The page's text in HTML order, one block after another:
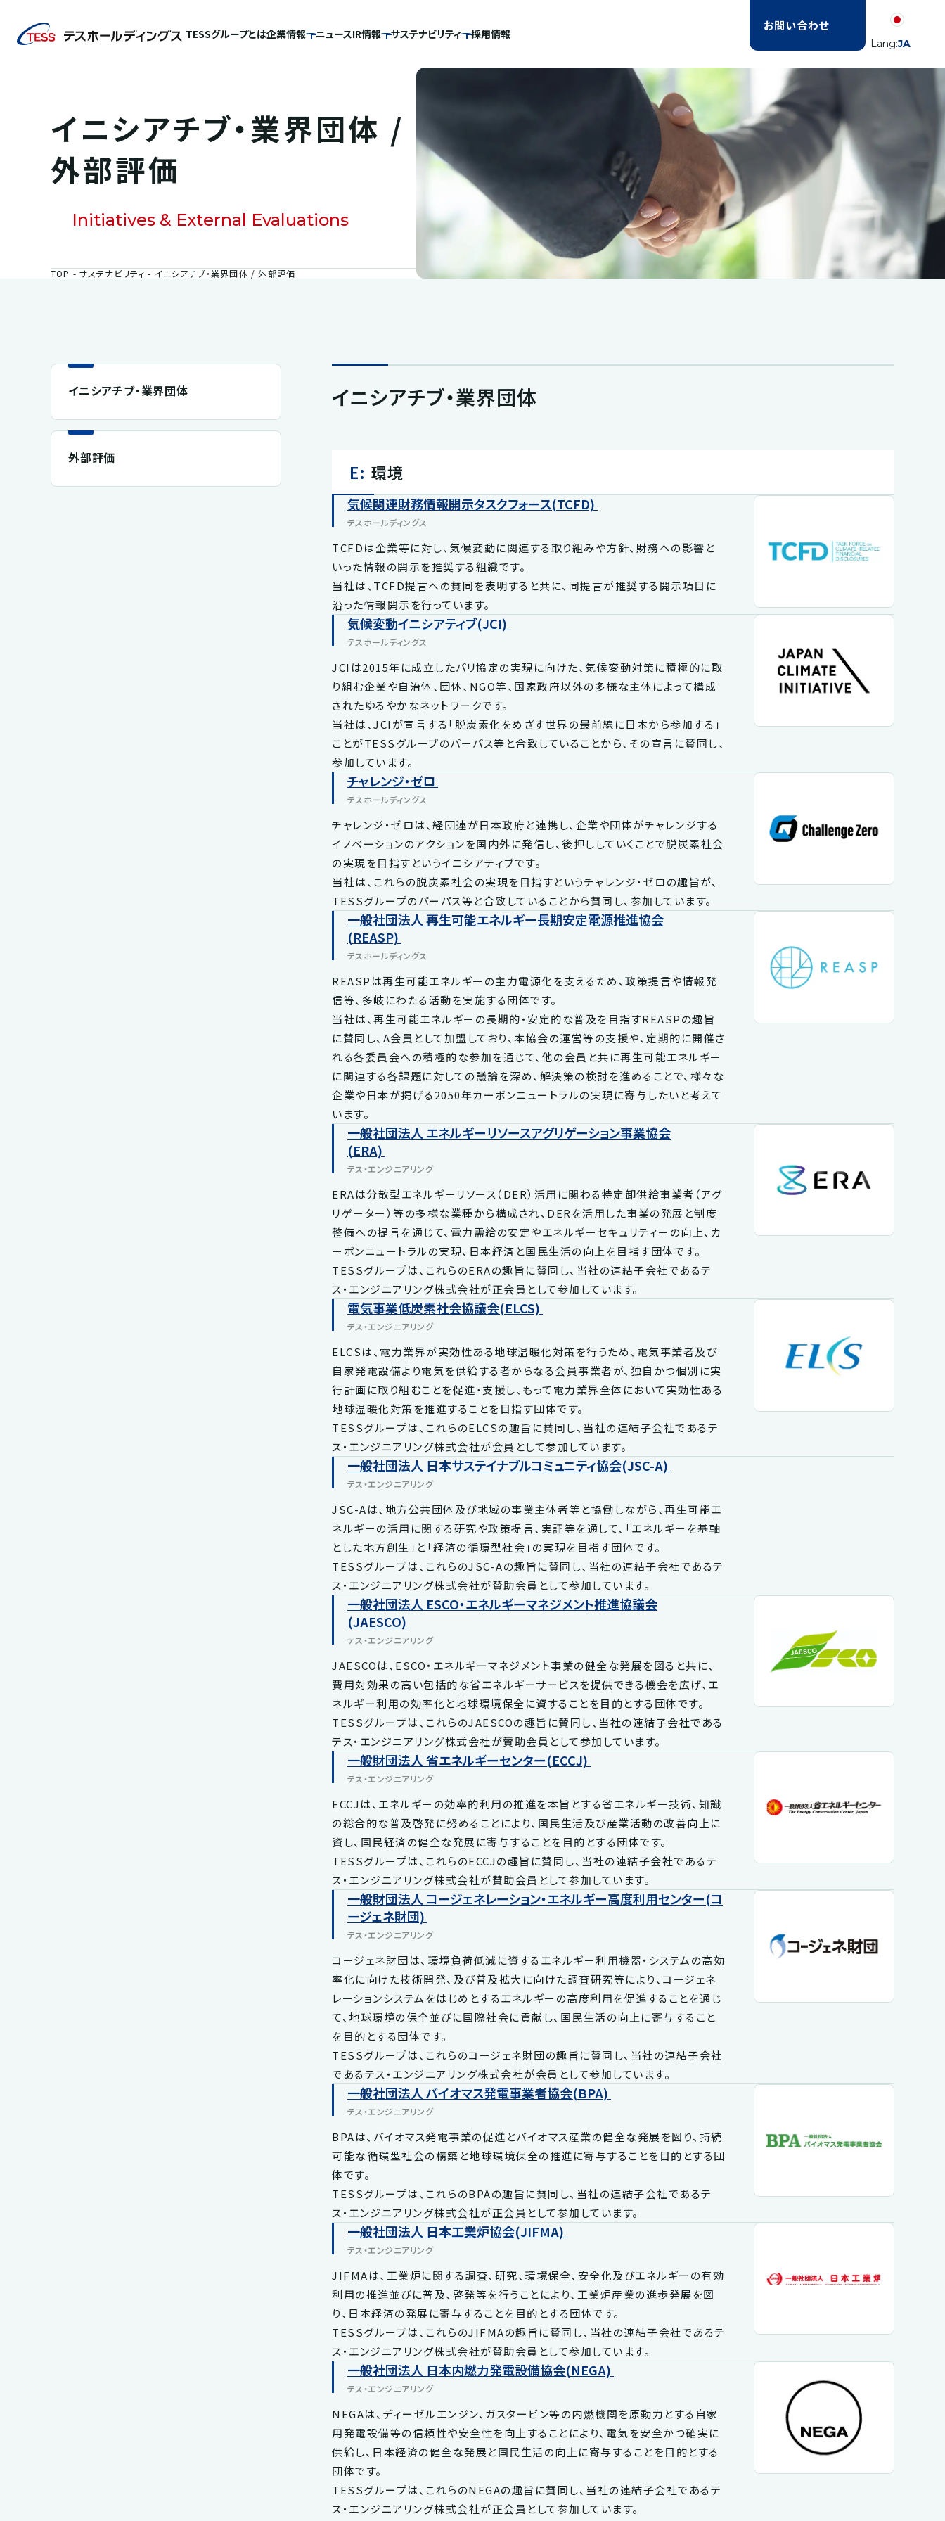
TESSグループとは企業情報 ニュースIR情報 サステナビリティ 採用情報
Lang:JA
お問い合わせ
イニシアチブ・業界団体 /
外部評価
Initiatives & External Evaluations
TOP サステナビリティ イニシアチブ・業界団体 / 外部評価
イニシアチブ・業界団体
外部評価
イニシアチブ・業界団体
E: 環境
気候関連財務情報開示タスクフォース(TCFD)
テスホールディングス
TCFDは企業等に対し、気候変動に関連する取り組みや方針、財務への影響と
いった情報の開示を推奨する組織です。
当社は、TCFD提言への賛同を表明すると共に、同提言が推奨する開示項目に
沿った情報開示を行っています。
気候変動イニシアティブ(JCI)
テスホールディングス
JCIは2015年に成立したパリ協定の実現に向けた、気候変動対策に積極的に取
り組む企業や自治体、団体、NGO等、国家政府以外の多様な主体によって構成
されたゆるやかなネットワークです。
当社は、JCIが宣言する「脱炭素化をめざす世界の最前線に日本から参加する」
ことがTESSグループのパーパス等と合致していることから、その宣言に賛同し、
参加しています。
チャレンジ・ゼロ
テスホールディングス
チャレンジ・ゼロは、経団連が日本政府と連携し、企業や団体がチャレンジする
イノベーションのアクションを国内外に発信し、後押ししていくことで脱炭素社会
の実現を目指すというイニシアティブです。
当社は、これらの脱炭素社会の実現を目指すというチャレンジ・ゼロの趣旨が、
TESSグループのパーパス等と合致していることから賛同し、参加しています。
一般社団法人 再生可能エネルギー長期安定電源推進協会
(REASP)
テスホールディングス
REASPは再生可能エネルギーの主力電源化を支えるため、政策提言や情報発
信等、多岐にわたる活動を実施する団体です。
当社は、再生可能エネルギーの長期的・安定的な普及を目指すREASPの趣旨
に賛同し、A会員として加盟しており、本協会の運営等の支援や、定期的に開催さ
れる各委員会への積極的な参加を通じて、他の会員と共に再生可能エネルギー
に関連する各課題に対しての議論を深め、解決策の検討を進めることで、様々な
企業や日本が掲げる2050年カーボンニュートラルの実現に寄与したいと考えて
います。
一般社団法人 エネルギーリソースアグリゲーション事業協会
(ERA)
テス・エンジニアリング
ERAは分散型エネルギーリソース（DER）活用に関わる特定卸供給事業者（アグ
リゲーター）等の多様な業種から構成され、DERを活用した事業の発展と制度
整備への提言を通じて、電力需給の安定やエネルギーセキュリティーの向上、カ
ーボンニュートラルの実現、日本経済と国民生活の向上を目指す団体です。
TESSグループは、これらのERAの趣旨に賛同し、当社の連結子会社であるテ
ス・エンジニアリング株式会社が正会員として参加しています。
電気事業低炭素社会協議会(ELCS)
テス・エンジニアリング
ELCSは、電力業界が実効性ある地球温暖化対策を行うため、電気事業者及び
自家発電設備より電気を供給する者からなる会員事業者が、独自かつ個別に実
行計画に取り組むことを促進･支援し、もって電力業界全体において実効性ある
地球温暖化対策を推進することを目指す団体です。
TESSグループは、これらのELCSの趣旨に賛同し、当社の連結子会社であるテ
ス・エンジニアリング株式会社が会員として参加しています。
一般社団法人 日本サステイナブルコミュニティ協会(JSC-A)
テス・エンジニアリング
JSC-Aは、地方公共団体及び地域の事業主体者等と協働しながら、再生可能エ
ネルギーの活用に関する研究や政策提言、実証等を通して、「エネルギーを基軸
とした地方創生」と「経済の循環型社会」の実現を目指す団体です。
TESSグループは、これらのJSC-Aの趣旨に賛同し、当社の連結子会社であるテ
ス・エンジニアリング株式会社が賛助会員として参加しています。
一般社団法人 ESCO・エネルギーマネジメント推進協議会
(JAESCO)
テス・エンジニアリング
JAESCOは、ESCO・エネルギーマネジメント事業の健全な発展を図ると共に、
費用対効果の高い包括的な省エネルギーサービスを提供できる機会を広げ、エ
ネルギー利用の効率化と地球環境保全に資することを目的とする団体です。
TESSグループは、これらのJAESCOの趣旨に賛同し、当社の連結子会社である
テス・エンジニアリング株式会社が賛助会員として参加しています。
一般財団法人 省エネルギーセンター(ECCJ)
テス・エンジニアリング
ECCJは、エネルギーの効率的利用の推進を本旨とする省エネルギー技術、知識
の総合的な普及啓発に努めることにより、国民生活及び産業活動の改善向上に
資し、国民経済の健全な発展に寄与することを目的とする団体です。
TESSグループは、これらのECCJの趣旨に賛同し、当社の連結子会社であるテ
ス・エンジニアリング株式会社が賛助会員として参加しています。
一般財団法人 コージェネレーション・エネルギー高度利用センター(コ
ージェネ財団)
テス・エンジニアリング
コージェネ財団は、環境負荷低減に資するエネルギー利用機器・システムの高効
率化に向けた技術開発、及び普及拡大に向けた調査研究等により、コージェネ
レーションシステムをはじめとするエネルギーの高度利用を促進することを通じ
て、地球環境の保全並びに国際社会に貢献し、国民生活の向上に寄与すること
を目的とする団体です。
TESSグループは、これらのコージェネ財団の趣旨に賛同し、当社の連結子会社
であるテス・エンジニアリング株式会社が会員として参加しています。
一般社団法人 バイオマス発電事業者協会(BPA)
テス・エンジニアリング
BPAは、バイオマス発電事業の促進とバイオマス産業の健全な発展を図り、持続
可能な循環型社会の構築と地球環境保全の推進に寄与することを目的とする団
体です。
TESSグループは、これらのBPAの趣旨に賛同し、当社の連結子会社であるテ
ス・エンジニアリング株式会社が正会員として参加しています。
一般社団法人 日本工業炉協会(JIFMA)
テス・エンジニアリング
JIFMAは、工業炉に関する調査、研究、環境保全、安全化及びエネルギーの有効
利用の推進並びに普及、啓発等を行うことにより、工業炉産業の進歩発展を図
り、日本経済の発展に寄与することを目的とする団体です。
TESSグループは、これらのJIFMAの趣旨に賛同し、当社の連結子会社であるテ
ス・エンジニアリング株式会社が賛助会員として参加しています。
一般社団法人 日本内燃力発電設備協会(NEGA)
テス・エンジニアリング
NEGAは、ディーゼルエンジン、ガスタービン等の内燃機関を原動力とする自家
用発電設備等の信頼性や安全性を向上することにより、電気を安全かつ確実に
供給し、日本経済の健全な発展と国民生活の向上に寄与することを目的とする
団体です。
TESSグループは、これらのNEGAの趣旨に賛同し、当社の連結子会社であるテ
ス・エンジニアリング株式会社が正会員として参加しています。